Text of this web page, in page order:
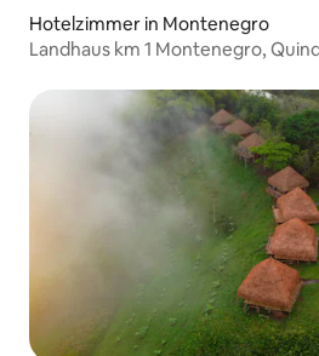
Hotelzimmer in Montenegro
Landhaus km 1 Montenegro,